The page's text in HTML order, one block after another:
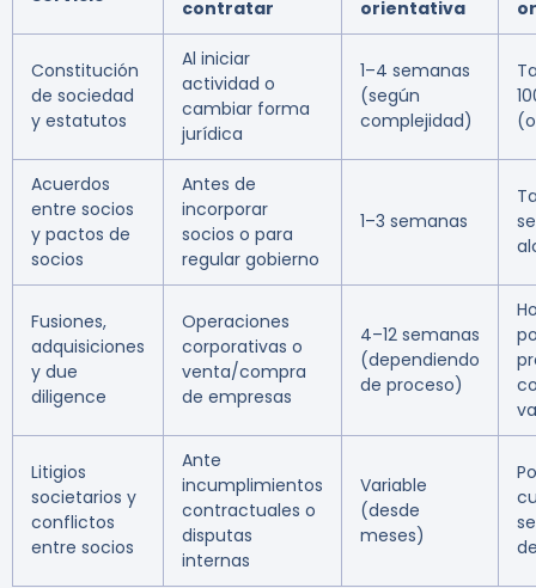
contratar
orientativa
Constitución
de sociedad
y estatutos
Al iniciar
actividad o
cambiar forma
jurídica
1–4 semanas
(según
complejidad)
Acuerdos
entre socios
y pactos de
socios
Antes de
incorporar
socios o para
regular gobierno
1–3 semanas
Fusiones,
adquisiciones
y due
diligence
Operaciones
corporativas o
venta/compra
de empresas
4–12 semanas
(dependiendo
de proceso)
Litigios
societarios y
conflictos
entre socios
Ante
incumplimientos
contractuales o
disputas
internas
Variable
(desde
meses)